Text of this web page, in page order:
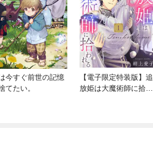
今すぐ前世の記憶
てたい。
【電子限定特装版】追
放姫は大魔術師に拾わ